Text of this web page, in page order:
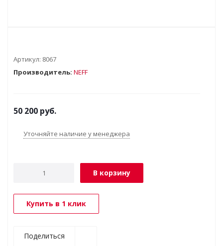
Артикул: 8067
Производитель: NEFF
50 200 руб.
Уточняйте наличие у менеджера
В корзину
Купить в 1 клик
Поделиться